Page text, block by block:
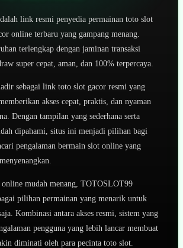
link resmi penyedia permainan toto slot
online terbaru yang gampang menang.
terlengkap dengan jaminan transaksi
super cepat, aman, dan 100% terpercaya.
sebagai link toto slot gacor resmi yang
akses cepat, praktis, dan nyaman
Dengan tampilan yang sederhana serta
dipahami, situs ini menjadi pilihan bagi
pengalaman bermain slot online yang
online mudah menang, TOTOSLOT99
pilihan permainan yang menarik untuk
Kombinasi antara akses resmi, sistem yang
pengguna yang lebih lancar membuat
diminati oleh para pecinta toto slot.